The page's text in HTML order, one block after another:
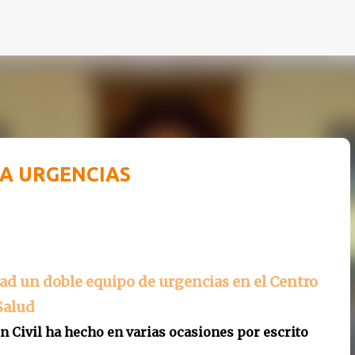
URGENCIAS
un doble equipo de urgencias en el Centro
Civil ha hecho en varias ocasiones por escrito